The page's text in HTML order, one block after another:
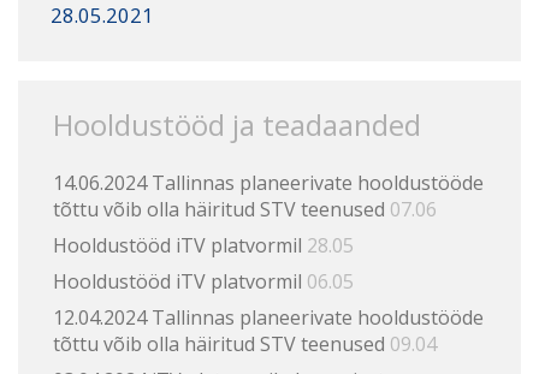
28.05.2021
Hooldustööd ja teadaanded
14.06.2024 Tallinnas planeerivate hooldustööde
tõttu võib olla häiritud STV teenused 07.06
Hooldustööd iTV platvormil 28.05
Hooldustööd iTV platvormil 06.05
12.04.2024 Tallinnas planeerivate hooldustööde
tõttu võib olla häiritud STV teenused 09.04